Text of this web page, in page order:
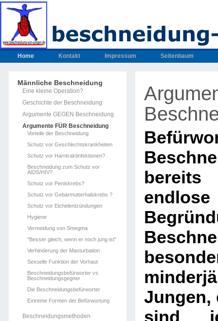
Home Kontakt Impressum Seitenbaum
Männliche Beschneidung
Eine kleine Operation?
Geschichte der Beschneidung
Argumente GEGEN Beschneidung
Argumente FÜR Beschneidung
Vorteile der Beschneidung
Schutz vor Geschlechtskrankheiten
Schutz vor Harntraktinfektionen?
Beschneidung zum Schutz vor
AIDS/HIV?
Schutz vor Peniskrebs?
Schutz vor Gebärmutterhalskrebs ?
Schutz vor Eichelentzündungen
Hygiene
Vermeidung von Smegma
"Besser gleich, wenn er noch jung ist"
Verhinderung der Masturbation
Sexuelle Funktion der Vorhaut
Beschneidungsbefürworter vs
Beschneidungsgegner
Die Beschneidungsbefürworter
Extreme Formen der Befürwortung
Beschneidungsmethoden
Jungen,
sind